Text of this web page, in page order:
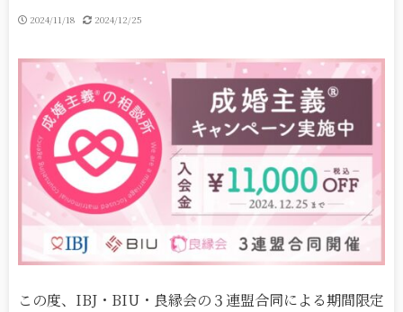
2024/11/18 2024/12/25
この度、IBJ・BIU・良縁会の３連盟合同による期間限定